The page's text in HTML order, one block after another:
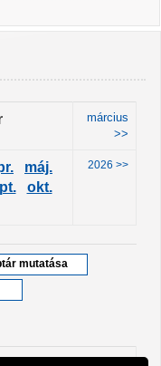
március
>>
máj.
okt.
2026 >>